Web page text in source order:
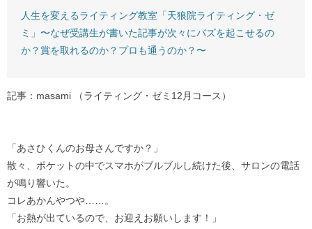
人生を変えるライティング教室「天狼院ライティング・ゼ
ミ」〜なぜ受講生が書いた記事が次々にバズを起こせるの
か？賞を取れるのか？プロも通うのか？〜
記事：masami （ライティング・ゼミ12月コース）
「あさひくんのお母さんですか？」
散々、ポケットの中でスマホがブルブルし続けた後、サロンの電話
が鳴り響いた。
コレあかんやつや……。
「お熱が出ているので、お迎えお願いします！」